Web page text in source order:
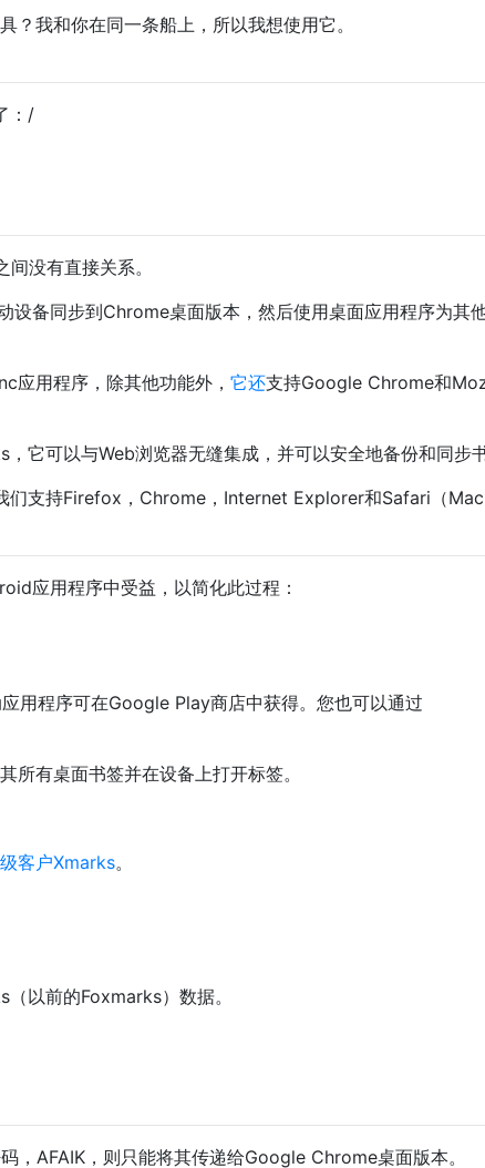
？我和你在同一条船上，所以我想使用它。
：/
没有直接关系。
设备同步到Chrome桌面版本，然后使用桌面应用程序为其
应用程序，除其他功能外， 它还支持Google Chrome和
它可以与Web浏览器无缝集成，并可以安全地备份和同步书
们支持Firefox，Chrome，Internet Explorer和Safari（Mac
应用程序中受益，以简化此过程：
用程序可在Google Play商店中获得。您也可以通过
有桌面书签并在设备上打开标签。
客户Xmarks。
以前的Foxmarks）数据。
，AFAIK，则只能将其传递给Google Chrome桌面版本。